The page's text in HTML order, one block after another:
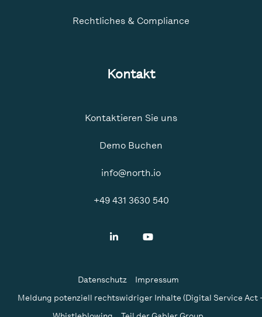
Rechtliches & Compliance
Kontakt
Kontaktieren Sie uns
Demo Buchen
info@north.io
+49 431 3630 540
Datenschutz
Impressum
Meldung potenziell rechtswidriger Inhalte (Digital Service Act